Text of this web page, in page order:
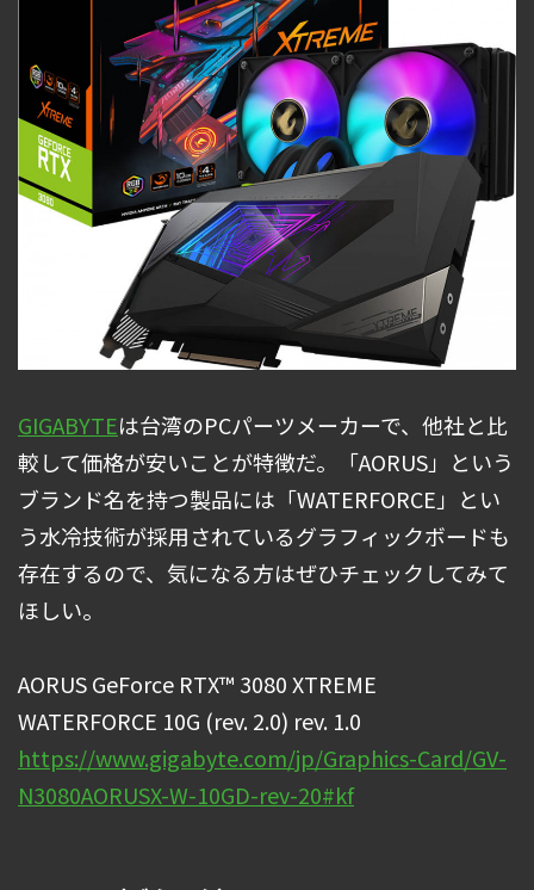
GIGABYTEは台湾のPCパーツメーカーで、他社と比
較して価格が安いことが特徴だ。「AORUS」という
ブランド名を持つ製品には「WATERFORCE」とい
う水冷技術が採用されているグラフィックボードも
存在するので、気になる方はぜひチェックしてみて
ほしい。
AORUS GeForce RTX™ 3080 XTREME
WATERFORCE 10G (rev. 2.0) rev. 1.0
https://www.gigabyte.com/jp/Graphics-Card/GV-
N3080AORUSX-W-10GD-rev-20#kf